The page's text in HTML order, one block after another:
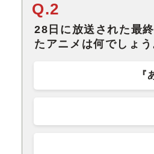
Q.2
28日に放送された最
たアニメは何でしょう
『